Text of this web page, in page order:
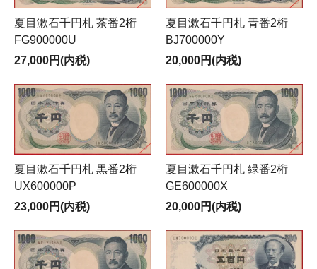
夏目漱石千円札 茶番2桁
FG900000U
27,000円(内税)
夏目漱石千円札 青番2桁
BJ700000Y
20,000円(内税)
夏目漱石千円札 黒番2桁
UX600000P
23,000円(内税)
夏目漱石千円札 緑番2桁
GE600000X
20,000円(内税)